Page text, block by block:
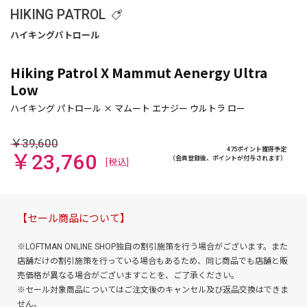
HIKING PATROL
Hiking Patrol X Mammut Aenergy Ultra
Low
￥39,600
￥23,760 [税込]
475ポイント獲得予定
（会員登録後、ポイントが付与されます）
【セール商品について】
※LOFTMAN ONLINE SHOP独自の割引施策を行う場合がございます。また
店舗だけの割引施策を行っている場合もあるため、同じ商品でも店舗と販
売価格が異なる場合がございますことを、ご了承ください。
※セール対象商品についてはご注文後のキャンセル及び返品交換はできま
せん。